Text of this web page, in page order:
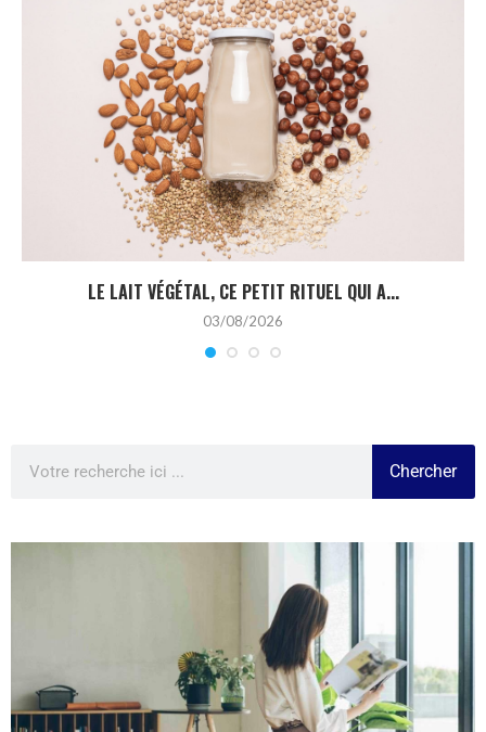
LE LAIT VÉGÉTAL, CE PETIT RITUEL QUI A...
03/08/2026
Chercher